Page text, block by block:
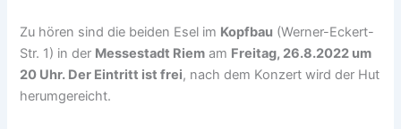
Zu hören sind die beiden Esel im Kopfbau (Werner-Eckert-
Str. 1) in der Messestadt Riem am Freitag, 26.8.2022 um
20 Uhr. Der Eintritt ist frei, nach dem Konzert wird der Hut
herumgereicht.